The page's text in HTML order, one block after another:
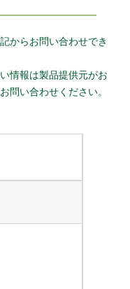
からお問い合わせでき
情報は製品提供元がお
問い合わせください。